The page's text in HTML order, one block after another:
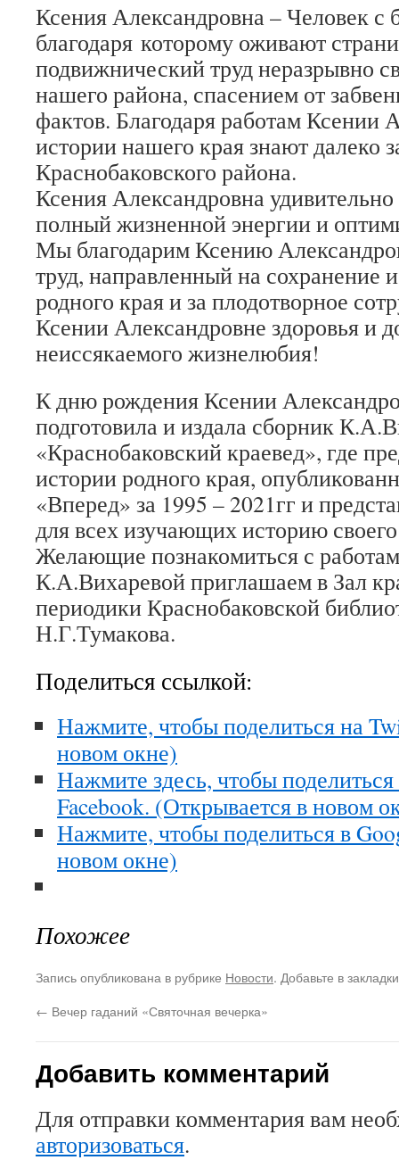
Ксения Александровна – Человек с
благодаря которому оживают
подвижнический труд неразрывно
нашего района, спасением от
фактов. Благодаря работам Ксении
истории нашего края знают далеко
Краснобаковского района.
Ксения Александровна
полный жизненной энергии и
Мы благодарим Ксению
труд, направленный на сохранение
родного края и за плодотворное
Ксении Александровне здоровья и
неиссякаемого жизнелюбия!
К дню рождения Ксении
подготовила и издала сборник
«Краснобаковский краевед», где
истории родного края,
«Вперед» за 1995 – 2021гг и
для всех изучающих историю
Желающие познакомиться с
К.А.Вихаревой приглашаем в Зал
периодики Краснобаковской
Н.Г.Тумакова.
Поделиться ссылкой:
Нажмите, чтобы поделиться на
новом окне)
Нажмите здесь, чтобы
Facebook. (Открывается в новом
Нажмите, чтобы поделиться в
новом окне)
Похожее
Запись опубликована в рубрике Новости. Добавьте в
← Вечер гаданий «Святочная вечерка»
Добавить комментарий
Для отправки комментария вам
авторизоваться.